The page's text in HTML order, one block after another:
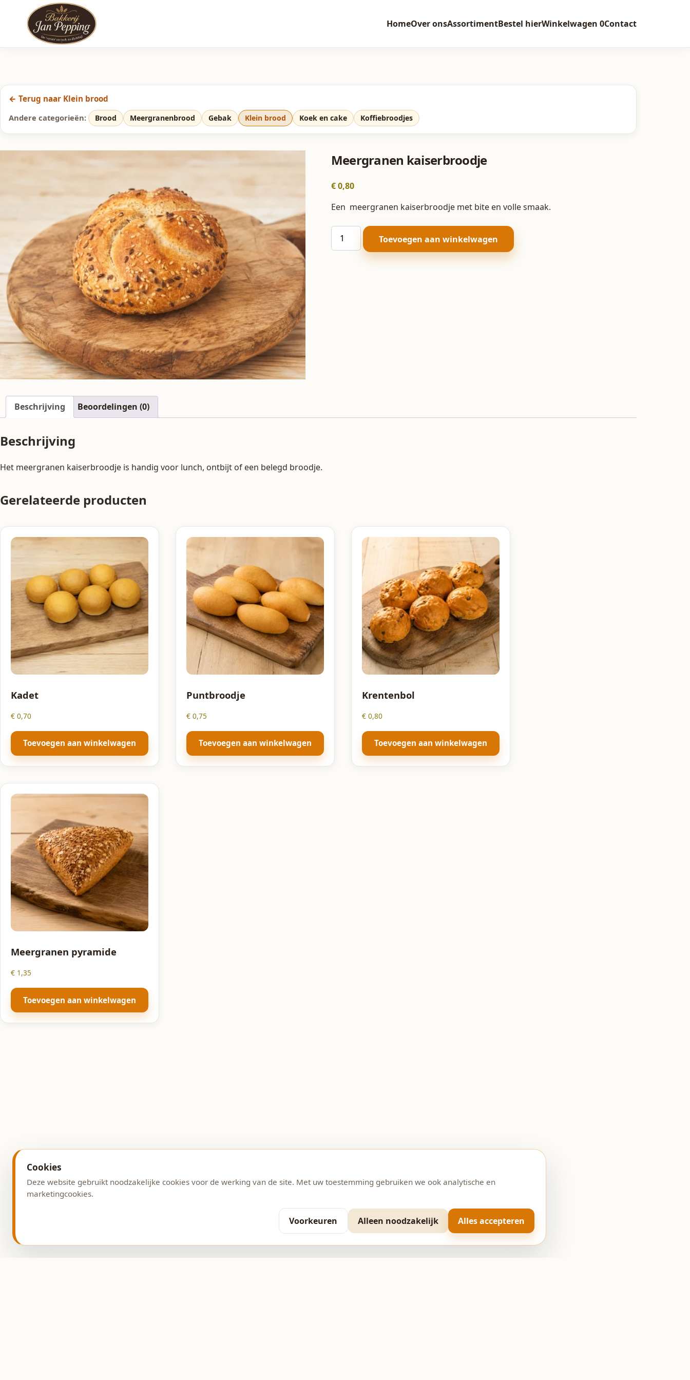
HomeOver onsAssortimentBestel hierWinkelwagen 0Contact
← Terug naar Klein brood
Andere categorieën:
Brood Meergranenbrood Gebak Klein brood Koek en cake Koffiebroodjes
Meergranen kaiserbroodje
€0,80
Een meergranen kaiserbroodje met bite en volle smaak.
Meergranen
kaiserbroodjeToevoegen aan winkelwagen
Beschrijving Beoordelingen (0)
Beschrijving
Het meergranen kaiserbroodje is handig voor lunch, ontbijt of een belegd broodje.
Gerelateerde producten
Kadet
€ 0,70
Toevoegen aan winkelwagen
Puntbroodje
€ 0,75
Toevoegen aan winkelwagen
Krentenbol
€ 0,80
Toevoegen aan winkelwagen
Meergranen pyramide
€ 1,35
Toevoegen aan winkelwagen
Cookies
Deze website gebruikt noodzakelijke cookies voor de werking van de site. Met uw toestemming gebruiken we ook analytische en
marketingcookies.
Voorkeuren Alleen noodzakelijk Alles accepteren